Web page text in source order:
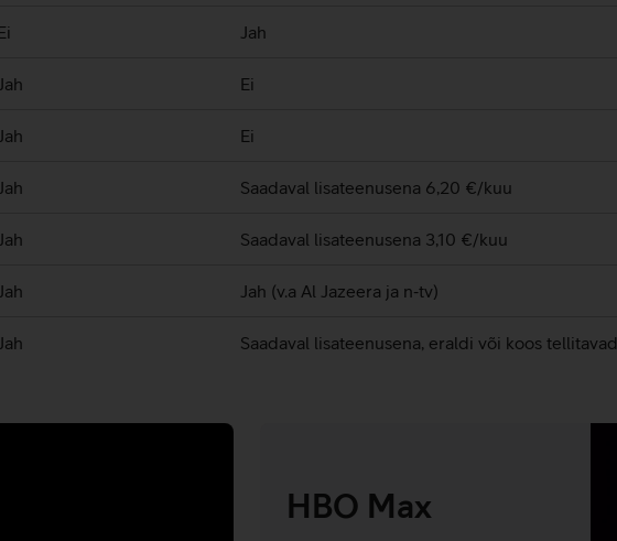
Jah
Jah Ei
Jah Ei
Jah Saadaval lisateenusena 6,20 €/kuu
Jah Saadaval lisateenusena 3,10 €/kuu
Jah Jah (v.a Al Jazeera ja n‑tv)
Jah Saadaval lisateenusena, eraldi või koos tellitavad
HBO Max